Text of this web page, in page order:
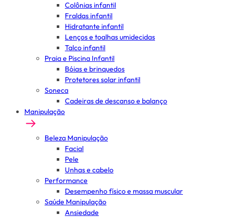
Colônias infantil
Fraldas infantil
Hidratante infantil
Lenços e toalhas umidecidas
Talco infantil
Praia e Piscina Infantil
Bóias e brinquedos
Protetores solar infantil
Soneca
Cadeiras de descanso e balanço
Manipulação
Beleza Manipulação
Facial
Pele
Unhas e cabelo
Performance
Desempenho físico e massa muscular
Saúde Manipulação
Ansiedade